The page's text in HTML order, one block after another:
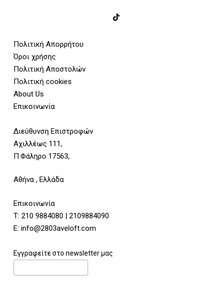
Πολιτική Απορρήτου
Όροι χρήσης
Πολιτική Αποστολών
Πολιτική cookies
About Us
Επικοινωνία
Διεύθυνση Επιστροφών
Αχιλλέως 111,
Π.Φάληρο 17563,
Αθήνα , Ελλάδα
Επικοινωνία
Τ: 210 9884080 | 2109884090
E: info@2803aveloft.com
Εγγραφείτε στο newsletter μας